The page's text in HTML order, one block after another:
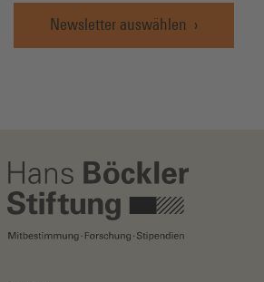
Newsletter auswählen